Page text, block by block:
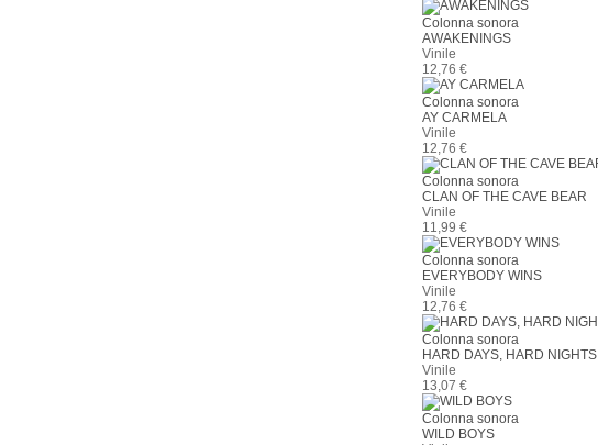
Colonna sonora
AWAKENINGS
Vinile
12,76 €
Colonna sonora
AY CARMELA
Vinile
12,76 €
Colonna sonora
CLAN OF THE CAVE BEAR
Vinile
11,99 €
Colonna sonora
EVERYBODY WINS
Vinile
12,76 €
Colonna sonora
HARD DAYS, HARD NIGHTS
Vinile
13,07 €
Colonna sonora
WILD BOYS